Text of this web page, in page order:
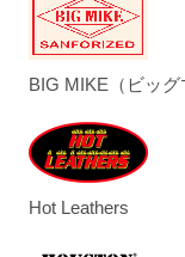
BIG MIKE（ビッグ
Hot Leathers